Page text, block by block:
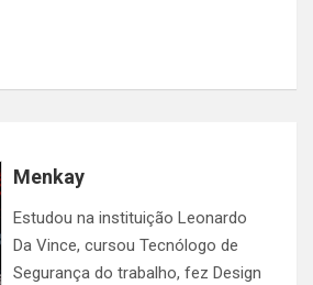
Menkay
Estudou na instituição Leonardo
Da Vince, cursou Tecnólogo de
Segurança do trabalho, fez Design